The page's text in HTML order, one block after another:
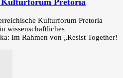
Pretoria
Kulturforum Pretoria
wissenschaftliches
Im Rahmen von „Resist Together!